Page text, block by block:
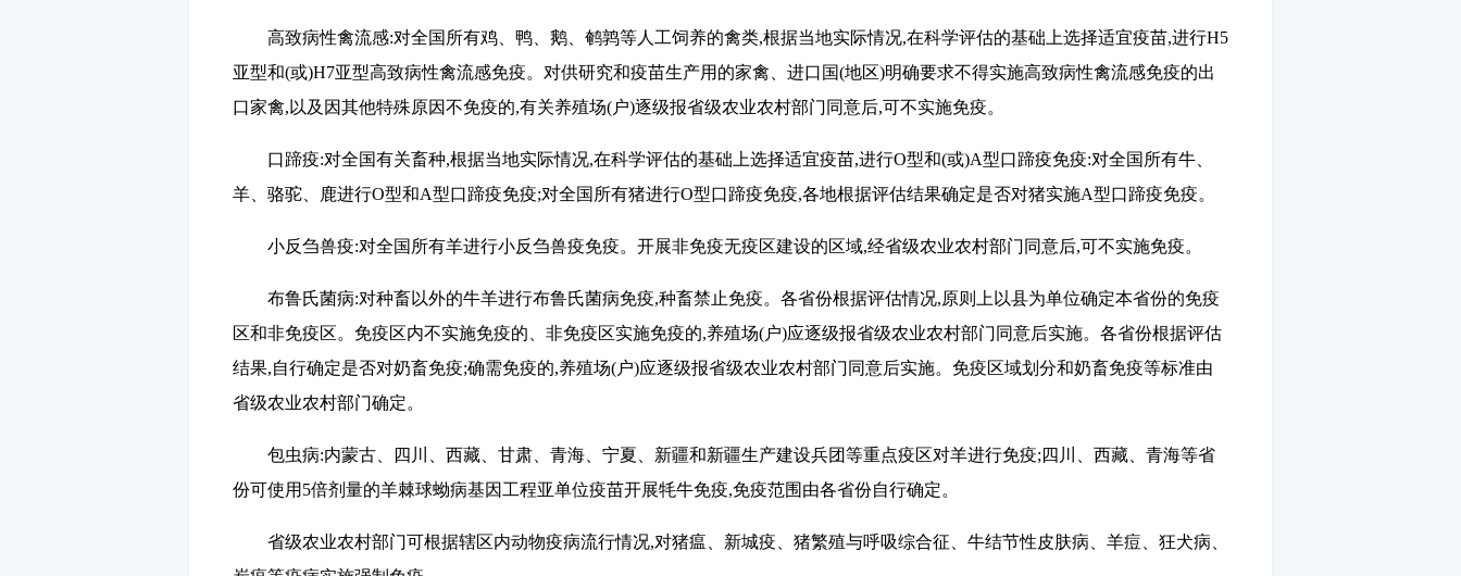
高致病性禽流感:对全国所有鸡、鸭、鹅、鹌鹑等人工饲养的禽类,根据当地实际情况,在科学评估的基础上选择适宜疫苗,进行H5
亚型和(或)H7亚型高致病性禽流感免疫。对供研究和疫苗生产用的家禽、进口国(地区)明确要求不得实施高致病性禽流感免疫的出
口家禽,以及因其他特殊原因不免疫的,有关养殖场(户)逐级报省级农业农村部门同意后,可不实施免疫。
口蹄疫:对全国有关畜种,根据当地实际情况,在科学评估的基础上选择适宜疫苗,进行O型和(或)A型口蹄疫免疫:对全国所有牛、
羊、骆驼、鹿进行O型和A型口蹄疫免疫;对全国所有猪进行O型口蹄疫免疫,各地根据评估结果确定是否对猪实施A型口蹄疫免疫。
小反刍兽疫:对全国所有羊进行小反刍兽疫免疫。开展非免疫无疫区建设的区域,经省级农业农村部门同意后,可不实施免疫。
布鲁氏菌病:对种畜以外的牛羊进行布鲁氏菌病免疫,种畜禁止免疫。各省份根据评估情况,原则上以县为单位确定本省份的免疫
区和非免疫区。免疫区内不实施免疫的、非免疫区实施免疫的,养殖场(户)应逐级报省级农业农村部门同意后实施。各省份根据评估
结果,自行确定是否对奶畜免疫;确需免疫的,养殖场(户)应逐级报省级农业农村部门同意后实施。免疫区域划分和奶畜免疫等标准由
省级农业农村部门确定。
包虫病:内蒙古、四川、西藏、甘肃、青海、宁夏、新疆和新疆生产建设兵团等重点疫区对羊进行免疫;四川、西藏、青海等省
份可使用 5倍剂量的羊棘球蚴病基因工程亚单位疫苗开展牦牛免疫,免疫范围由各省份自行确定。
省级农业农村部门可根据辖区内动物疫病流行情况,对猪瘟、新城疫、猪繁殖与呼吸综合征、牛结节性皮肤病、羊痘、狂犬病、